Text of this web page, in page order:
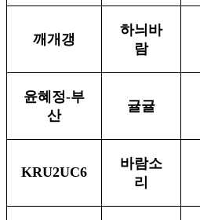
깨개갱
하늬바
람
윤혜정-부
산
귤귤
KRU2UC6
바람소
리